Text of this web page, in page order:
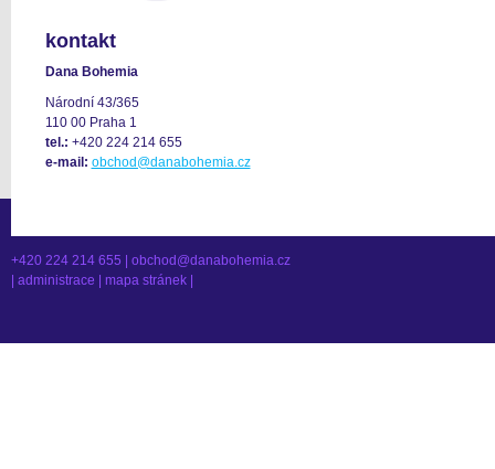
kontakt
Dana Bohemia
Národní 43/365
110 00 Praha 1
tel.: +420 224 214 655
e-mail: obchod@danabohemia.cz
+420 224 214 655 | obchod@danabohemia.cz
administrace mapa stránek|